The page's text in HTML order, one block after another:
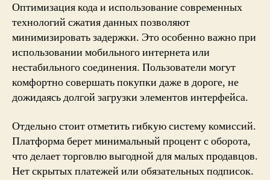
Оптимизация кода и использование современных
технологий сжатия данных позволяют
минимизировать задержки. Это особенно важно при
использовании мобильного интернета или
нестабильного соединения. Пользователи могут
комфортно совершать покупки даже в дороге, не
дожидаясь долгой загрузки элементов интерфейса.
Отдельно стоит отметить гибкую систему комиссий.
Платформа берет минимальный процент с оборота,
что делает торговлю выгодной для малых продавцов.
Нет скрытых платежей или обязательных подписок.